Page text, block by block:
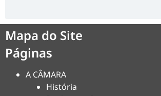
Mapa do Site
Páginas
A CÂMARA
História